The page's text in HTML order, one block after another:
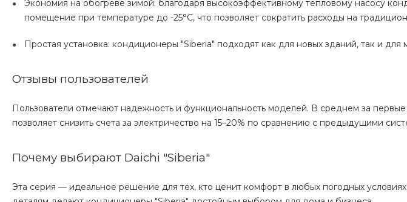
Экономия на обогреве зимой: благодаря высокоэффективному тепловому насосу
помещение при температуре до -25°C, что позволяет сократить расходы на
Простая установка: кондиционеры "Siberia" подходят как для новых зданий, так и
Отзывы пользователей
Пользователи отмечают надежность и функциональность моделей. В среднем за
позволяет снизить счета за электричество на 15–20% по сравнению с предыдущими
Почему выбирают Daichi "Siberia"
Эта серия — идеальное решение для тех, кто ценит комфорт в любых погодных